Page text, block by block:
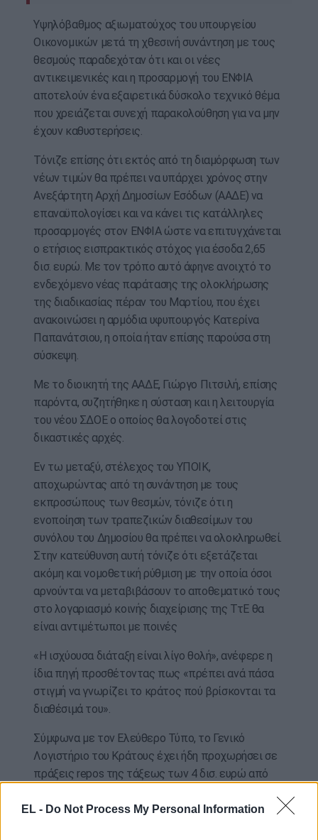
EL - Do Not Process My Personal Information
Υψηλόβαθμος αξιωματούχος του υπουργείου
Οικονομικών μετά τη χθεσινή συνάντηση με τους
θεσμούς παραδεχόταν ότι και οι νέες
αντικειμενικές και η προσαρμογή του ΕΝΦΙΑ
αποτελούν ένα εξαιρετικά δύσκολο τεχνικό θέμα
που χρειάζεται συνεχή παρακολούθηση για να μην
έχουν καθυστερήσεις.
Τόνιζε επίσης ότι εκτός από τη διαμόρφωση των
νέων τιμών θα πρέπει να υπάρχει χρόνος στην
Ανεξάρτητη Αρχή Δημοσίων Εσόδων (ΑΑΔΕ) να
επαναϋπολογίσει και να κάνει τις κατάλληλες
προσαρμογές στον ΕΝΦΙΑ ώστε να επιτυγχάνεται
ο ετήσιος εισπρακτικός στόχος για έσοδα 2,65
δισ. ευρώ. Με τον τρόπο αυτό άφηνε ανοιχτό το
ενδεχόμενο νέας παράτασης της ολοκλήρωσης
της διαδικασίας πέραν του Μαρτίου, που έχει
ανακοινώσει η αρμόδια υφυπουργός Κατερίνα
Παπανάτσιου, η οποία ήταν επίσης παρούσα στη
σύσκεψη.
Με το διοικητή της ΑΑΔΕ, Γιώργο Πιτσιλή, επίσης
παρόντα, συζητήθηκε η σύσταση και η λειτουργία
του νέου ΣΔΟΕ ο οποίος θα λογοδοτεί στις
δικαστικές αρχές.
Εν τω μεταξύ, στέλεχος του ΥΠΟΙΚ,
αποχωρώντας από τη συνάντηση με τους
εκπροσώπους των θεσμών, τόνιζε ότι η
ενοποίηση των τραπεζικών διαθεσίμων του
συνόλου του Δημοσίου θα πρέπει να ολοκληρωθεί.
Στην κατεύθυνση αυτή τόνιζε ότι εξετάζεται
ακόμη και νομοθετική ρύθμιση με την οποία όσοι
αρνούνται να μεταβιβάσουν το αποθεματικό τους
στο λογαριασμό κοινής διαχείρισης της ΤτΕ θα
είναι αντιμέτωποι με ποινές
«Η ισχύουσα διάταξη είναι λίγο θολή», ανέφερε η
ίδια πηγή προσθέτοντας πως «πρέπει ανά πάσα
στιγμή να γνωρίζει το κράτος πού βρίσκονται τα
διαθέσιμά του».
Σύμφωνα με τον Ελεύθερο Τύπο, το Γενικό
Λογιστήριο του Κράτους έχει ήδη προχωρήσει σε
πράξεις repos της τάξεως των 4 δισ. ευρώ από
σύμφωνα με εκτιμήσεις αρμοδίων παραγόντων